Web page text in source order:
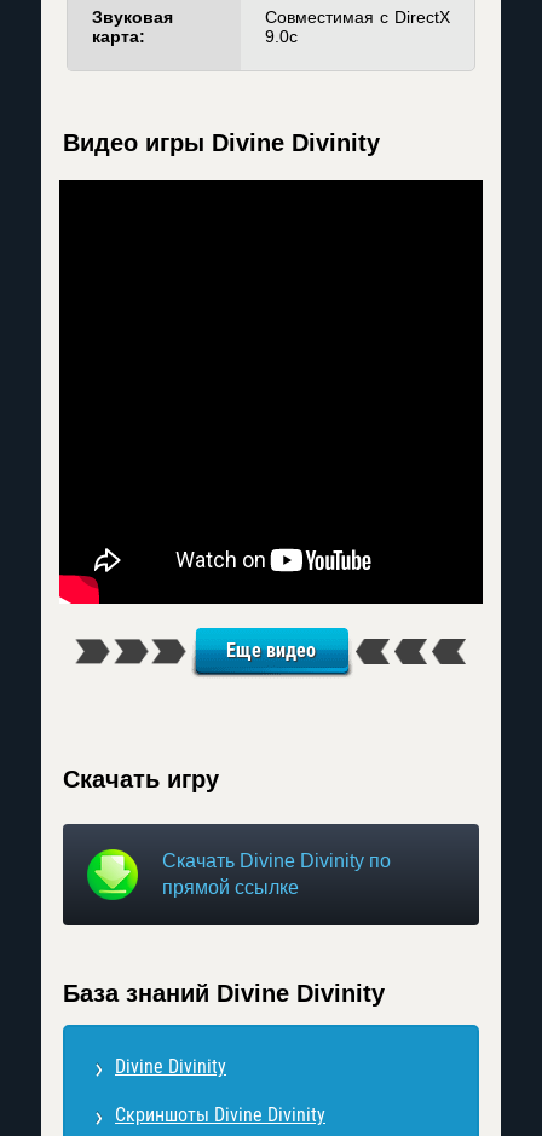
Звуковая
карта:
Совместимая с DirectX
9.0c
Видео игры Divine Divinity
Еще видео
Скачать игру
Скачать Divine Divinity по
прямой ссылке
База знаний Divine Divinity
Divine Divinity
Скриншоты Divine Divinity